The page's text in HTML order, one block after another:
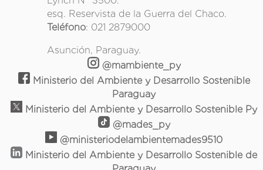
esq. Reservista de la Guerra del Chaco.
Teléfono: 021 2879000
Asunción, Paraguay.
@mambiente_py
Ministerio del Ambiente y Desarrollo Sostenible
Paraguay
Ministerio del Ambiente y Desarrollo Sostenible Py
@mades_py
@ministeriodelambientemades9510
Ministerio del Ambiente y Desarrollo Sostenible de